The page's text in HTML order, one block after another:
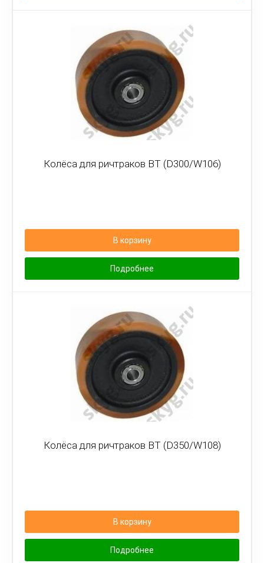
Колёса для ричтраков BT (D300/W106)
В корзину
Подробнее
Колёса для ричтраков BT (D350/W108)
В корзину
Подробнее